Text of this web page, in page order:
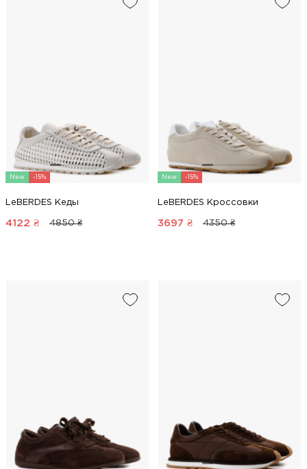
New -15%
LeBERDES Кеды
4122 ₴ 4850 ₴
New -15%
LeBERDES Кроссовки
3697 ₴ 4350 ₴